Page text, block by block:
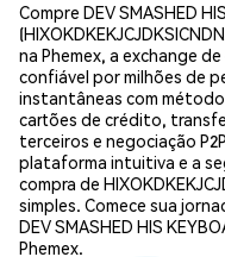
Compre DEV SMASHED
na Phemex, a exchange
confiável por milhões de
instantâneas com
cartões de crédito,
terceiros e negociação
plataforma intuitiva e a
compra de
simples. Comece sua
DEV SMASHED HIS
Phemex.